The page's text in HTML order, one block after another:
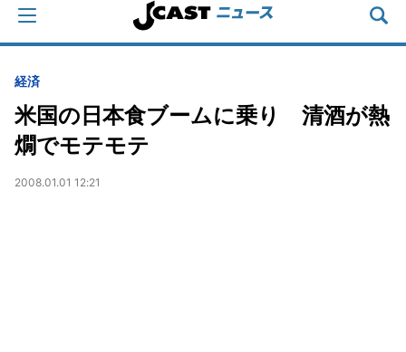
経済
米国の日本食ブームに乗り 清酒が熱
燗でモテモテ
2008.01.01 12:21